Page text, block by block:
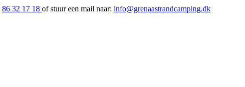
86 32 17 18 of stuur een mail naar: info@grenaastrandcamping.dk